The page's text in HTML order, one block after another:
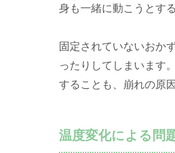
身も一緒に動こうとす
固定されていないおか
ったりしてしまいます
することも、崩れの原
温度変化による問